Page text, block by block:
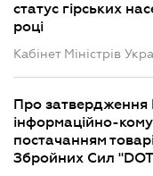
статус гірських
році
Кабінет Міністрів
Про затвердження
інформаційно-
постачанням
Збройних Сил